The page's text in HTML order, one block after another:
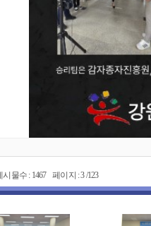
시물수 : 1467 페이지 : 3 /123